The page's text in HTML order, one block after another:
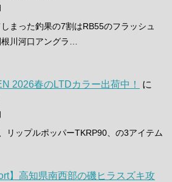
まった釣果の7割はRB55のフラッシュ
川河口アングラ…
2026春のLTDカラー出荷中！
に
リップルポッパーTKRP90、の3アイテム
】高知県南西部の磯ヒラスズキ攻